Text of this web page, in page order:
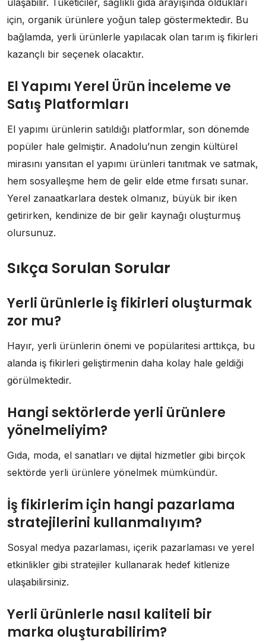
için, organik ürünlere yoğun talep göstermektedir. Bu
bağlamda, yerli ürünlerle yapılacak olan tarım iş fikirleri
kazançlı bir seçenek olacaktır.
El Yapımı Yerel Ürün İnceleme ve
Satış Platformları
El yapımı ürünlerin satıldığı platformlar, son dönemde
popüler hale gelmiştir. Anadolu’nun zengin kültürel
mirasını yansıtan el yapımı ürünleri tanıtmak ve satmak,
hem sosyalleşme hem de gelir elde etme fırsatı sunar.
Yerel zanaatkarlara destek olmanız, büyük bir iken
getirirken, kendinize de bir gelir kaynağı oluşturmuş
olursunuz.
Sıkça Sorulan Sorular
Yerli ürünlerle iş fikirleri oluşturmak
zor mu?
Hayır, yerli ürünlerin önemi ve popülaritesi arttıkça, bu
alanda iş fikirleri geliştirmenin daha kolay hale geldiği
görülmektedir.
Hangi sektörlerde yerli ürünlere
yönelmeliyim?
Gıda, moda, el sanatları ve dijital hizmetler gibi birçok
sektörde yerli ürünlere yönelmek mümkündür.
İş fikirlerim için hangi pazarlama
stratejilerini kullanmalıyım?
Sosyal medya pazarlaması, içerik pazarlaması ve yerel
etkinlikler gibi stratejiler kullanarak hedef kitlenize
ulaşabilirsiniz.
Yerli ürünlerle nasıl kaliteli bir
marka oluşturabilirim?